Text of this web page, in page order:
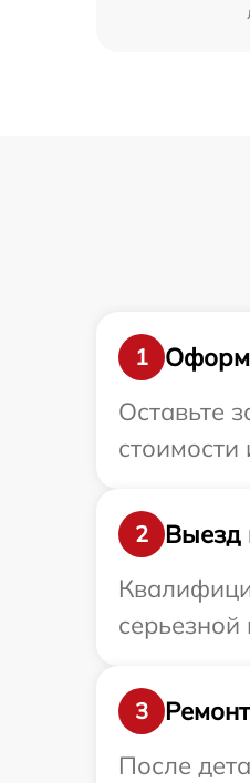
1
Оставьте
2
Выезд
3
После